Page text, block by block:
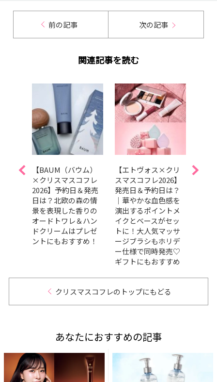
前の記事 次の記事
関連記事を読む
【BAUM（バウム）
×クリスマスコフレ
2026】予約日＆発売
日は？北欧の森の情
景を表現した香りの
オードトワレ＆ハン
ドクリームはプレゼ
ントにもおすすめ！
【エトヴォス×クリ
スマスコフレ2026】
発売日＆予約日は？
｜華やかな血色感を
演出するポイントメ
イクとベースがセッ
トに！大人気マッサ
ージブラシもホリデ
ー仕様で同時発売♡
ギフトにもおすすめ
【ア
クリスマスコフレのトップにもどる
あなたにおすすめの記事